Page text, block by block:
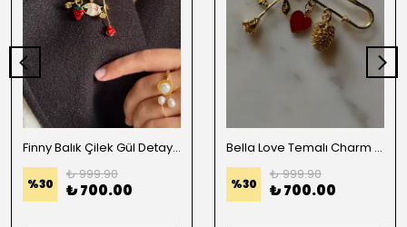
Finny Balık Çilek Gül Detaylı Charm Broş
%30
₺ 999.90
₺ 700.00
Bella Love Temalı Charm Broş
%30
₺ 999.90
₺ 700.00